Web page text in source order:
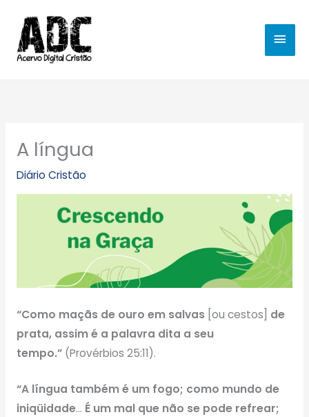
para
conteúdo
A língua
Diário Cristão
“Como maçãs de ouro em salvas [ou cestos] de
prata, assim é a palavra dita a seu
tempo.”(Provérbios 25:11).
“A língua também é um fogo; como mundo de
iniqüidade… É um mal que não se pode refrear;